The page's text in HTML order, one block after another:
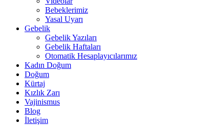
Bebeklerimiz
Yasal Uyarı
Gebelik
Gebelik Yazıları
Gebelik Haftaları
Otomatik Hesaplayıcılarımız
Kadın Doğum
Doğum
Kürtaj
Kızlık Zarı
Vajinismus
Blog
İletişim